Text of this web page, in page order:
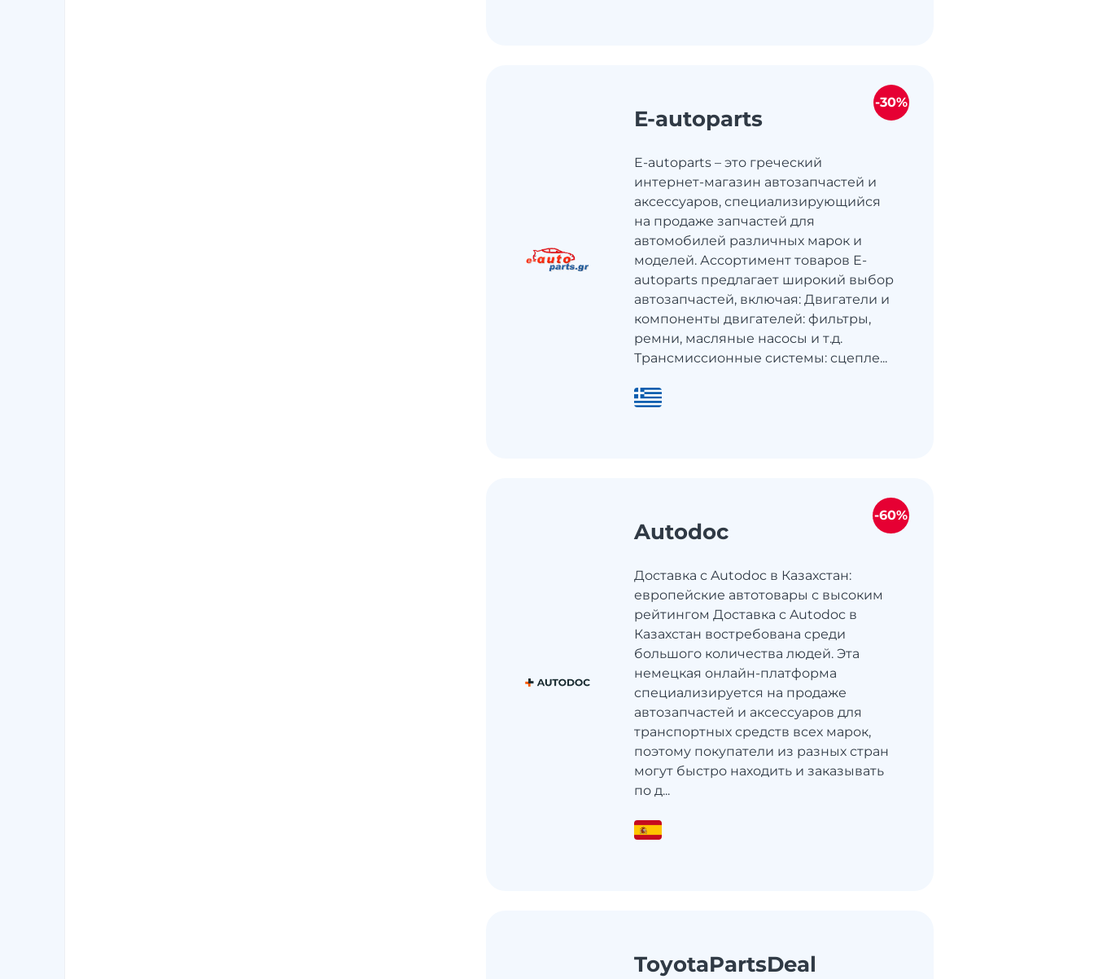
E-autoparts
E-autoparts – это греческий
интернет-магазин автозапчастей и
аксессуаров, специализирующийся
на продаже запчастей для
автомобилей различных марок и
моделей. Ассортимент товаров E-
autoparts предлагает широкий выбор
автозапчастей, включая: Двигатели и
компоненты двигателей: фильтры,
ремни, масляные насосы и т.д.
Трансмиссионные системы: сцепле...
-30%
Autodoc
Доставка с Autodoc в Казахстан:
европейские автотовары с высоким
рейтингом Доставка с Autodoc в
Казахстан востребована среди
большого количества людей. Эта
немецкая онлайн-платформа
специализируется на продаже
автозапчастей и аксессуаров для
транспортных средств всех марок,
поэтому покупатели из разных стран
могут быстро находить и заказывать
по д...
-60%
ToyotaPartsDeal